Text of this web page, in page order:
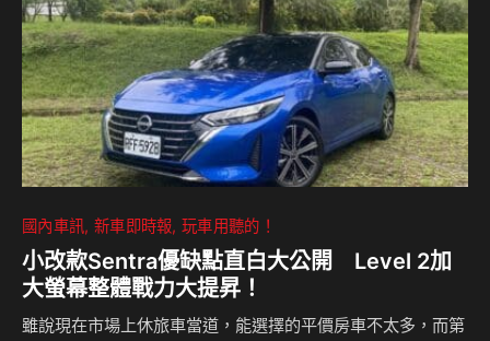
典車款還是稀有限定，MAZDA 的每一台代表作，都承載著品
牌…
國內車訊 新車即時報 玩車用聽的！
小改款Sentra優缺點直白大公開 Level 2加
大螢幕整體戰力大提昇！
雖說現在市場上休旅車當道，能選擇的平價房車不太多，而第